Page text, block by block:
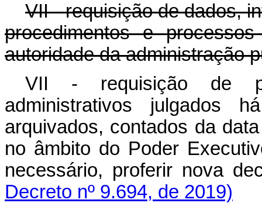
VII - requisição de dados,
procedimentos e
autoridade da administração
VII - requisição de
administrativos
arquivados, contados da
no âmbito do Poder
necessário, proferir
Decreto nº 9.694, de 2019)